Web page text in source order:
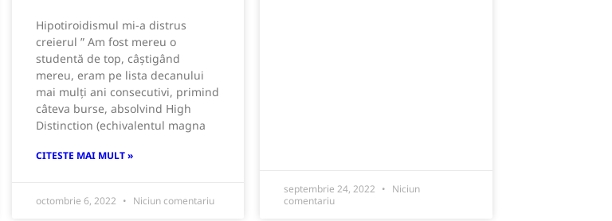
Hipotiroidismul mi-a distrus
creierul ” Am fost mereu o
studentă de top, câștigând
mereu, eram pe lista decanului
mai mulți ani consecutivi, primind
câteva burse, absolvind High
Distinction (echivalentul magna
CITESTE MAI MULT »
octombrie 6, 2022 Niciun comentariu
septembrie 24, 2022
Niciun
comentariu